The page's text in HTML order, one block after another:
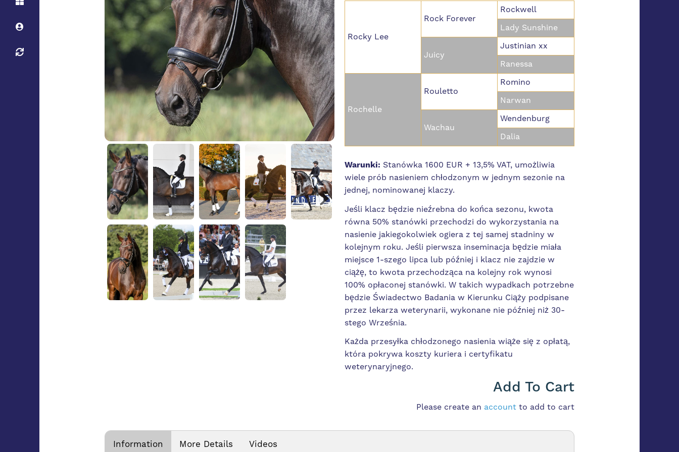
Rocky Lee
Rock Forever
Rockwell
Lady Sunshine
Juicy
Justinian xx
Ranessa
Rochelle
Rouletto
Romino
Narwan
Wachau
Wendenburg
Dalia
Warunki: Stanówka 1600 EUR + 13,5% VAT, umożliwia
wiele prób nasieniem chłodzonym w jednym sezonie na
jednej, nominowanej klaczy.
Jeśli klacz będzie nieźrebna do końca sezonu, kwota
równa 50% stanówki przechodzi do wykorzystania na
nasienie jakiegokolwiek ogiera z tej samej stadniny w
kolejnym roku. Jeśli pierwsza inseminacja będzie miała
miejsce 1-szego lipca lub później i klacz nie zajdzie w
ciążę, to kwota przechodząca na kolejny rok wynosi
100% opłaconej stanówki. W takich wypadkach potrzebne
będzie Świadectwo Badania w Kierunku Ciąży podpisane
przez lekarza weterynarii, wykonane nie później niż 30-
stego Września.
Każda przesyłka chłodzonego nasienia wiąże się z opłatą,
która pokrywa koszty kuriera i certyfikatu
weterynaryjnego.
Add To Cart
Please create an account to add to cart
Information More Details Videos